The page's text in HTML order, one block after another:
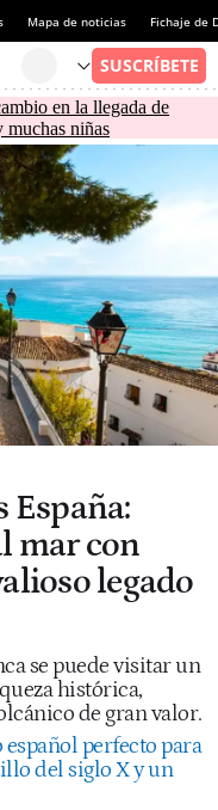
Mapa de noticias Fichaje de
en la llegada de
muchas niñas
España:
mar con
legado
se puede visitar un
histórica,
de gran valor.
español perfecto para
del siglo X y un